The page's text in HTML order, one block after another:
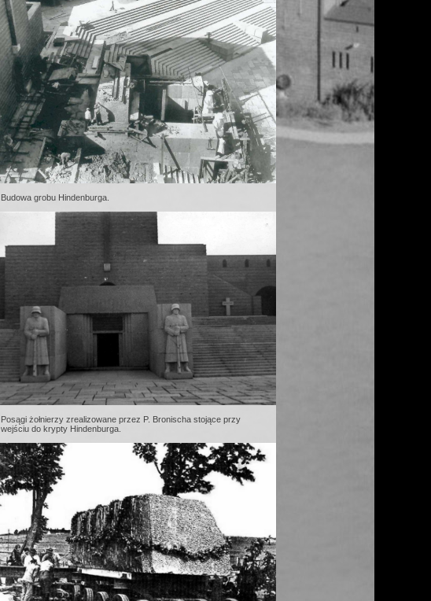
Budowa grobu Hindenburga.
Posągi żołnierzy zrealizowane przez P. Bronischa stojące przy
wejściu do krypty Hindenburga.